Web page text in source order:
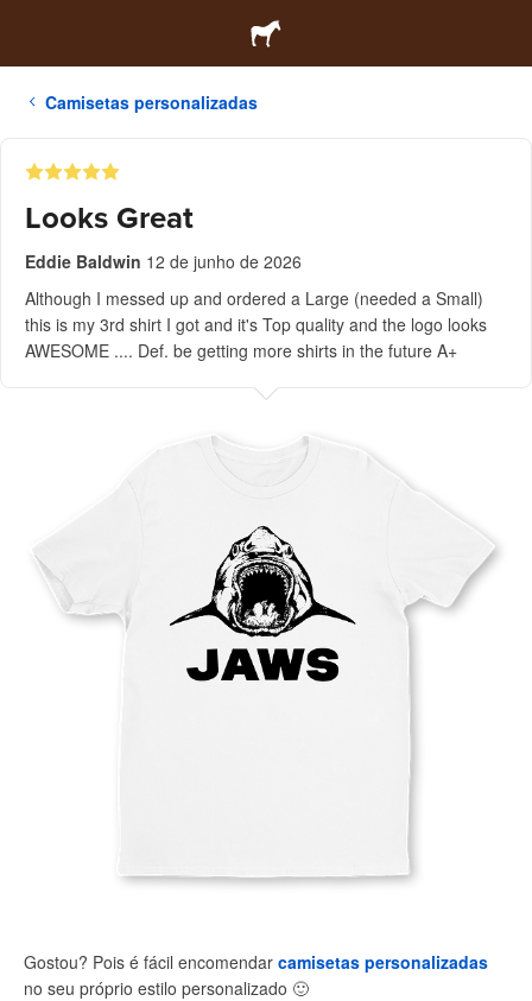
Camisetas personalizadas
Looks Great
Eddie Baldwin 12 de junho de 2026
Although I messed up and ordered a Large (needed a Small)
this is my 3rd shirt I got and it's Top quality and the logo looks
AWESOME .... Def. be getting more shirts in the future A+
Gostou? Pois é fácil encomendar camisetas personalizadas
no seu próprio estilo personalizado 🙂